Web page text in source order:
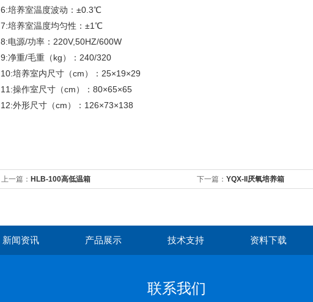
6:培养室温度波动：±0.3℃
7:培养室温度均匀性：±1℃
8:电源/功率：220V,50HZ/600W
9:净重/毛重（kg）：240/320
10:培养室内尺寸（cm）：25×19×29
11:操作室尺寸（cm）：80×65×65
12:外形尺寸（cm）：126×73×138
上一篇： HLB-100高低温箱 下一篇： YQX-II厌氧培养箱
新闻资讯 产品展示 技术支持 资料下载
联系我们